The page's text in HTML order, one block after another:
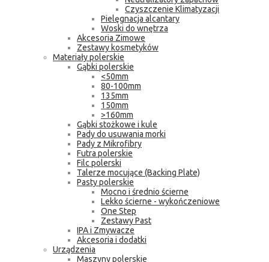
Czyszczenie Klimatyzacji
Pielęgnacja alcantary
Woski do wnętrza
Akcesoria Zimowe
Zestawy kosmetyków
Materiały polerskie
Gąbki polerskie
<50mm
80-100mm
135mm
150mm
>160mm
Gąbki stożkowe i kule
Pady do usuwania morki
Pady z Mikrofibry
Futra polerskie
Filc polerski
Talerze mocujące (Backing Plate)
Pasty polerskie
Mocno i średnio ścierne
Lekko ścierne - wykończeniowe
One Step
Zestawy Past
IPA i Zmywacze
Akcesoria i dodatki
Urządzenia
Maszyny polerskie